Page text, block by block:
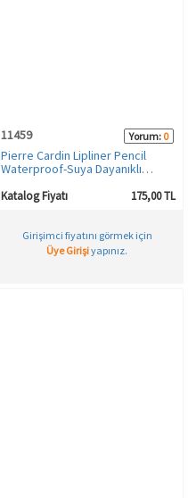
11459 Yorum: 0
Pierre Cardin Lipliner Pencil
Waterproof-Suya Dayanıklı
Katalog Fiyatı 175,00 TL
Girişimci fiyatını görmek için
Üye Girişiyapınız.